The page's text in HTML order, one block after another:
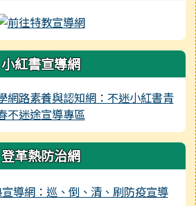
小紅書宣導網
登革熱防治網